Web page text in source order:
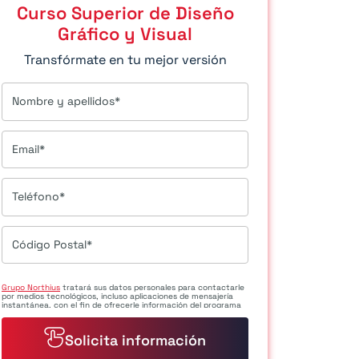
Curso Superior de Diseño
Gráfico y Visual
Transfórmate en tu mejor versión
Nombre y apellidos*
Email*
Teléfono*
Código Postal*
Grupo Northius tratará sus datos personales para contactarle
por medios tecnológicos, incluso aplicaciones de mensajería
instantánea, con el fin de ofrecerle información del programa
con el interés manifestado y, en su caso, para tramitar la
contratación correspondiente. Compartiremos su solicitud con
las empresas que conforman elGrupo Northius, con el objeto de
que estas puedan hacerle llegar la mejor oferta de productos y